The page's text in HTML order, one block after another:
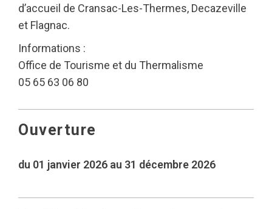
d’accueil de Cransac-Les-Thermes, Decazeville
et Flagnac.
Informations :
Office de Tourisme et du Thermalisme
05 65 63 06 80
Ouverture
du 01 janvier 2026 au 31 décembre 2026